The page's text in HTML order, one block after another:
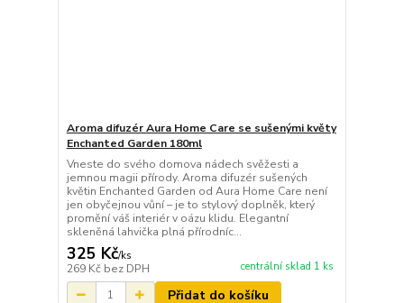
Aroma difuzér Aura Home Care se sušenými květy
Enchanted Garden 180ml
Vneste do svého domova nádech svěžesti a
jemnou magii přírody. Aroma difuzér sušených
květin Enchanted Garden od Aura Home Care není
jen obyčejnou vůní – je to stylový doplněk, který
promění váš interiér v oázu klidu. Elegantní
skleněná lahvička plná přírodníc...
325 Kč/ks
269 Kč bez DPH centrální sklad 1 ks
Přidat do košíku